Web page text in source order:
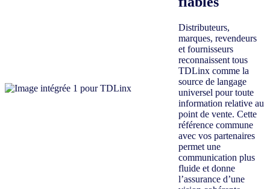
Distributeurs,
marques, revendeurs
et fournisseurs
reconnaissent tous
TDLinx comme la
source de langage
universel pour toute
information relative au
point de vente. Cette
référence commune
avec vos partenaires
permet une
communication plus
fluide et donne
l’assurance d’une